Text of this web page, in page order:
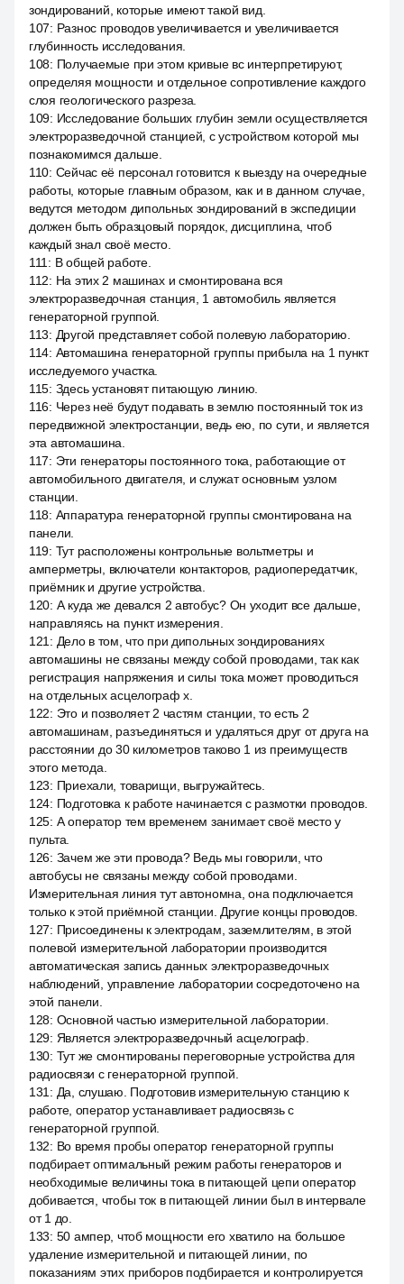
зондирований, которые имеют такой вид.
107: Разнос проводов увеличивается и увеличивается
глубинность исследования.
108: Получаемые при этом кривые вс интерпретируют,
определяя мощности и отдельное сопротивление каждого
слоя геологического разреза.
109: Исследование больших глубин земли осуществляется
электроразведочной станцией, с устройством которой мы
познакомимся дальше.
110: Сейчас её персонал готовится к выезду на очередные
работы, которые главным образом, как и в данном случае,
ведутся методом дипольных зондирований в экспедиции
должен быть образцовый порядок, дисциплина, чтоб
каждый знал своё место.
111 : В общей работе.
112: На этих 2 машинах и смонтирована вся
электроразведочная станция, 1 автомобиль является
генераторной группой.
113: Другой представляет собой полевую лабораторию.
114: Автомашина генераторной группы прибыла на 1 пункт
исследуемого участка.
115: Здесь установят питающую линию.
116: Через неё будут подавать в землю постоянный ток из
передвижной электростанции, ведь ею, по сути, и является
эта автомашина.
117: Эти генераторы постоянного тока, работающие от
автомобильного двигателя, и служат основным узлом
станции.
118: Аппаратура генераторной группы смонтирована на
панели.
119: Тут расположены контрольные вольтметры и
амперметры, включатели контакторов, радиопередатчик,
приёмник и другие устройства.
120: А куда же девался 2 автобус? Он уходит все дальше,
направляясь на пункт измерения.
121 : Дело в том, что при дипольных зондированиях
автомашины не связаны между собой проводами, так как
регистрация напряжения и силы тока может проводиться
на отдельных асцелограф х.
122: Это и позволяет 2 частям станции, то есть 2
автомашинам, разъединяться и удаляться друг от друга на
расстоянии до 30 километров таково 1 из преимуществ
этого метода.
123: Приехали, товарищи, выгружайтесь.
124: Подготовка к работе начинается с размотки проводов.
125: А оператор тем временем занимает своё место у
пульта.
126: Зачем же эти провода? Ведь мы говорили, что
автобусы не связаны между собой проводами.
Измерительная линия тут автономна, она подключается
только к этой приёмной станции. Другие концы проводов.
127: Присоединены к электродам, заземлителям, в этой
полевой измерительной лаборатории производится
автоматическая запись данных электроразведочных
наблюдений, управление лаборатории сосредоточено на
этой панели.
128: Основной частью измерительной лаборатории.
129: Является электроразведочный асцелограф.
130: Тут же смонтированы переговорные устройства для
радиосвязи с генераторной группой.
131 : Да, слушаю. Подготовив измерительную станцию к
работе, оператор устанавливает радиосвязь с
генераторной группой.
132: Во время пробы оператор генераторной группы
подбирает оптимальный режим работы генераторов и
необходимые величины тока в питающей цепи оператор
добивается, чтобы ток в питающей линии был в интервале
от 1 до.
133: 50 ампер, чтоб мощности его хватило на большое
удаление измерительной и питающей линии, по
показаниям этих приборов подбирается и контролируется